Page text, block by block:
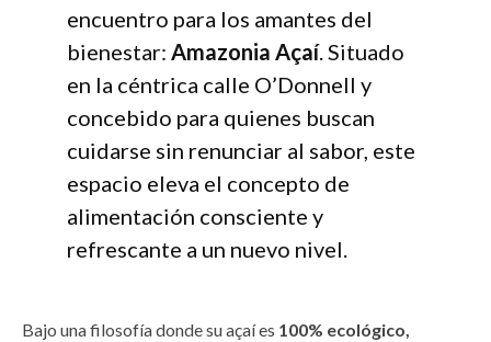
encuentro para los amantes del
bienestar: Amazonia Açaí. Situado
en la céntrica calle O’Donnell y
concebido para quienes buscan
cuidarse sin renunciar al sabor, este
espacio eleva el concepto de
alimentación consciente y
refrescante a un nuevo nivel.
Bajo una filosofía donde su açaí es 100% ecológico,